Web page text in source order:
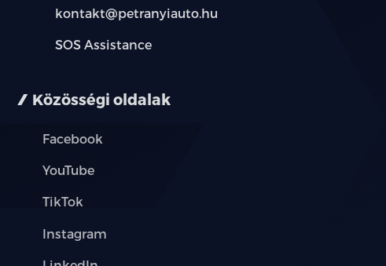
kontakt@petranyiauto.hu
SOS Assistance
Közösségi oldalak
Facebook
YouTube
TikTok
Instagram